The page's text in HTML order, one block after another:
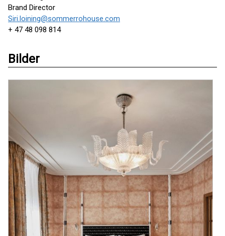
Brand Director
Siri.loining@sommerrohouse.com
+ 47 48 098 814
Bilder